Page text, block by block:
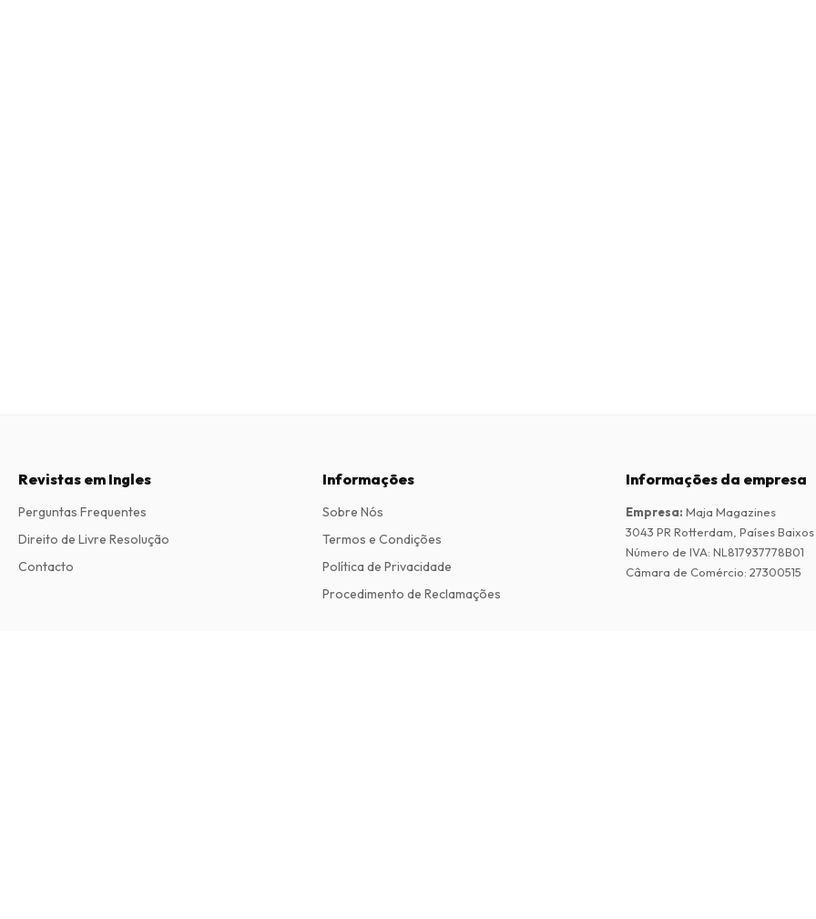
Revistas em Ingles
Perguntas Frequentes
Direito de Livre Resolução
Contacto
Informações
Sobre Nós
Termos e Condições
Política de Privacidade
Procedimento de Reclamações
Informações da empresa
Empresa: Maja Magazines
3043 PR Rotterdam, Países Baixos
Número de IVA: NL817937778B01
Câmara de Comércio: 27300515